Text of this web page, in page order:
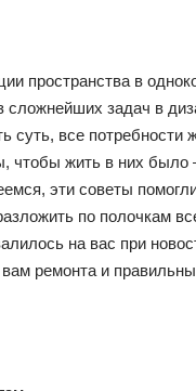
пространства в
сложнейших задач в
суть, все потребности
чтобы жить в них
эти советы
по полочкам
на вас при
вам ремонта и